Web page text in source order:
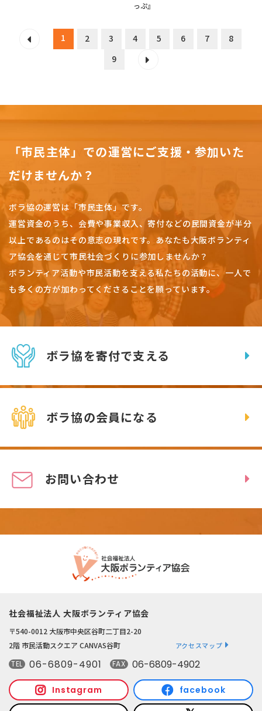
っぷ』
1 2 3 4 5 6 7
8
9
「市民主体」での運営にご支援・参加いた
だけませんか？
ボラ協の運営は「市民主体」です。
運営資金のうち、会費や事業収入、寄付などの民間資金が半分
以上であるのはその意志の現れです。 あなたも大阪ボランティ
ア協会を通じて市民社会づくりに参加しませんか？
ボランティア活動や市民活動を支える私たちの活動に、一人で
も多くの方が加わってくださることを願っています。
ボラ協を寄付で支える
ボラ協の会員になる
お問い合わせ
社会福祉法人 大阪ボランティア協会
〒540-0012 大阪市中央区谷町二丁目2-20
2階 市民活動スクエア CANVAS谷町
アクセスマップ
TEL 06-6809-4901 FAX 06-6809-4902
Instagram facebook